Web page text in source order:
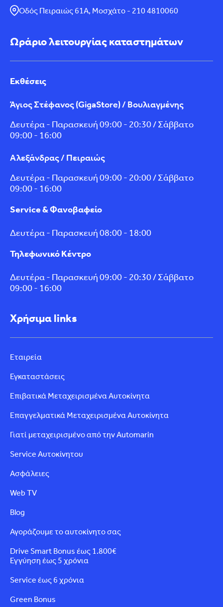
Οδός Πειραιώς 61Α, Μοσχάτο - 210 4810060
Ωράριο λειτουργίας καταστημάτων
Εκθέσεις
Άγιος Στέφανος (GigaStore) / Βουλιαγμένης
Δευτέρα - Παρασκευή 09:00 - 20:30 / Σάββατο
09:00 - 16:00
Αλεξάνδρας / Πειραιώς
Δευτέρα - Παρασκευή 09:00 - 20:00 / Σάββατο
09:00 - 16:00
Service & Φανοβαφείο
Δευτέρα - Παρασκευή 08:00 - 18:00
Τηλεφωνικό Κέντρο
Δευτέρα - Παρασκευή 09:00 - 20:30 / Σάββατο
09:00 - 16:00
Χρήσιμα links
Εταιρεία
Εγκαταστάσεις
Επιβατικά Μεταχειρισμένα Αυτοκίνητα
Επαγγελματικά Μεταχειρισμένα Αυτοκίνητα
Γιατί μεταχειρισμένο από την Automarin
Service Αυτοκίνητου
Ασφάλειες
Web TV
Blog
Αγοράζουμε το αυτοκίνητο σας
Drive Smart Bonus έως 1.800€
Εγγύηση έως 5 χρόνια
Service έως 6 χρόνια
Green Bonus